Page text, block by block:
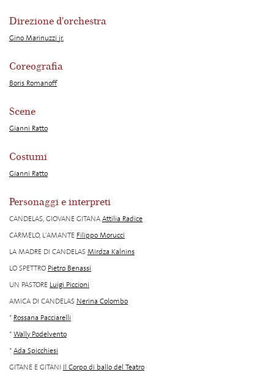
Direzione d'orchestra
Gino Marinuzzi jr.
Coreografia
Boris Romanoff
Scene
Gianni Ratto
Costumi
Gianni Ratto
Personaggi e interpreti
CANDELAS, GIOVANE GITANAAttilia Radice
CARMELO, L'AMANTE Filippo Morucci
LA MADRE DI CANDELASMirdza Kalnins
LO SPETTRO Pietro Benassi
UN PASTORE Luigi Piccioni
AMICA DI CANDELAS Nerina Colombo
* Rossana Pacciarelli
*Wally Podelvento
*Ada Spicchiesi
GITANE E GITANI Il Corpo di ballo del Teatro